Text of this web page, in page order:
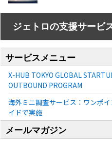
ジェトロの支援サービ
サービスメニュー
X-HUB TOKYO GLOBAL
OUTBOUND PROGRAM
海外ミニ調査サービス：ワンポ
イドで実施
メールマガジン